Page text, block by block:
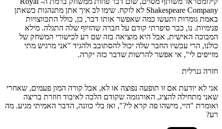
Shakespeare Company לא לוקח. שימו לב איך אתן מתנהגות כשאתן
באמת גומרות ותעשו כמה שאפשר אותו דבר, כן, כולל התכווצויות
פנימיות. נו, כבר סיפרתי קודם על חברה שהזיוף שלה התגלה. מילא
המבוכה האישית, אבל היא מוציאה בזה שם רע לכישורי המשחק של
כולנו, הרי עכשיו החבר שלה יכול להסתובב ולהגיד "אני מרגיש מתי
מזייפים לי", אי אפשר להרשות שדבר כזה יקרה.
חזרה גנרלית
אני לא יודעת אם זו תופעה נפוצה או לא, אבל קורה המון פעמים, שאחרי
שאני מתחילה להציג, האורגזמה שקודם הלכה לאיבוד חוזרת בריצה
ואומרת "היי, מישהו פה קרא לי?", ואז בלי כוונה, הדבר האמיתי מגיע. מה
רע?